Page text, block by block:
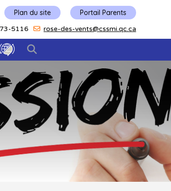
Plan du site Portail Parents
5116 rose-des-vents@cssmi.qc.ca